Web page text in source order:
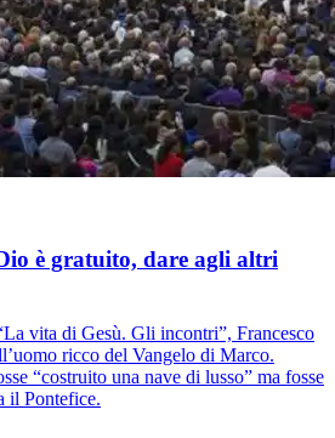
è gratuito, dare agli altri
vita di Gesù. Gli incontri”, Francesco
ricco del Vangelo di Marco.
“costruito una nave di lusso” ma fosse
il Pontefice.